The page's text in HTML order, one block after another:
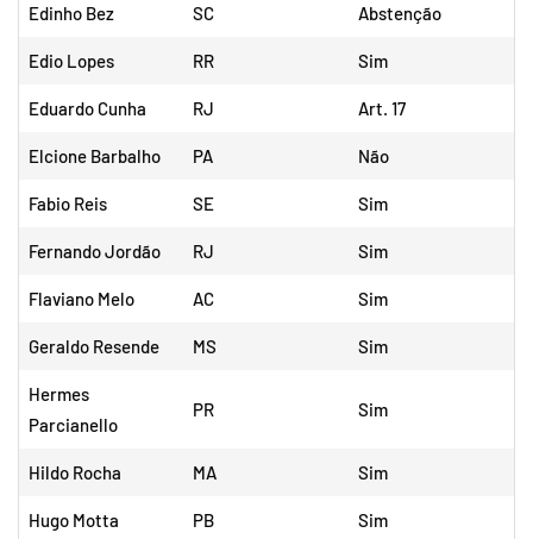
Edinho Bez SC Abstenção
Edio Lopes RR Sim
Eduardo Cunha RJ Art. 17
Elcione Barbalho PA Não
Fabio Reis SE Sim
Fernando Jordão RJ Sim
Flaviano Melo AC Sim
Geraldo Resende MS Sim
Hermes
Parcianello
PR Sim
Hildo Rocha MA Sim
Hugo Motta PB Sim